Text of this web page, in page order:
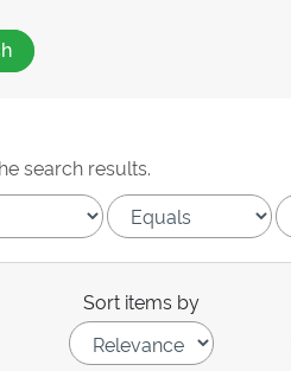
search results.
Sort items by